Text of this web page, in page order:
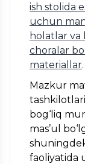
ish stolida
uchun
holatlar va
choralar
materiallar.
Mazkur
bog‘liq
mas’ul
faoliyatida